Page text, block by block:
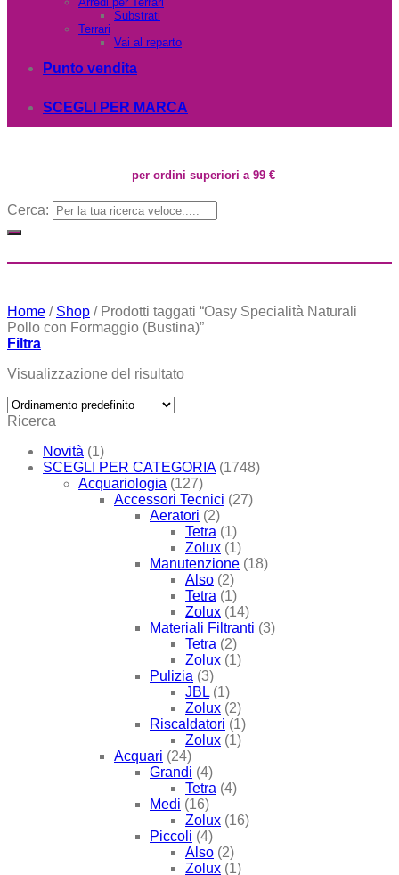
Substrati
Terrari
Vai al reparto
Punto vendita
SCEGLI PER MARCA
per ordini superiori a 99 €
Cerca:
Home / Shop /Prodotti taggati “Oasy Specialità Naturali
Pollo con Formaggio (Bustina)”
Filtra
Visualizzazione del risultato
Ricerca
Novità (1)
SCEGLI PER CATEGORIA (1748)
Acquariologia (127)
Accessori Tecnici (27)
Aeratori (2)
Tetra (1)
Zolux (1)
Manutenzione (18)
Also (2)
Tetra (1)
Zolux (14)
Materiali Filtranti (3)
Tetra (2)
Zolux (1)
Pulizia (3)
JBL (1)
Zolux (2)
Riscaldatori (1)
Zolux (1)
Acquari (24)
Grandi (4)
Tetra (4)
Medi (16)
Zolux (16)
Piccoli (4)
Also (2)
Zolux (1)